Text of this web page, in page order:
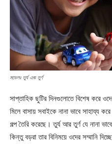
মডেলঃ তুর্য এবং তুর্ণ
সাপ্তাহিক ছুটির দিনগুলোতে বিশেষ করে
মিলে বাসায় সবাইকে নানা ভাবে সাহায্য
গল্প তৈরি করেছে। তুর্য আর তুর্ণ যে নানা
কিন্তু বড়রা তার বিনিময়ে ওদের সম্মানি